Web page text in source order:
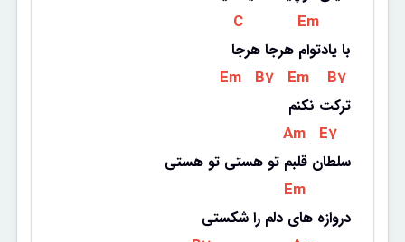
C Em
با یادتوام هرجا هرجا
Em B7 Em B7
ترکت نکنم
Am E7
سلطان قلبم تو هستی تو هستی
Em
دروازه های دلم را شکستی